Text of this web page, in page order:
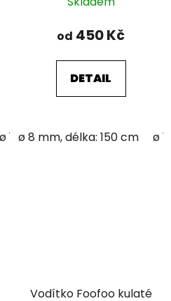
ø 12 mm; délka: 150 cm
od 450 Kč
DETAIL
ø 8 mm, délka: 150 cm ø
Vodítko Foofoo kulaté